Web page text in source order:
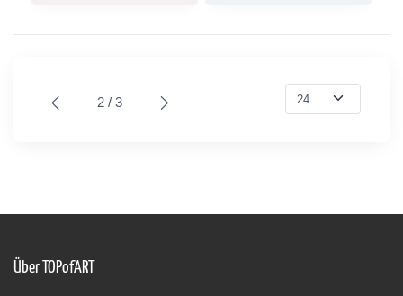
2 / 3
Über TOPofART